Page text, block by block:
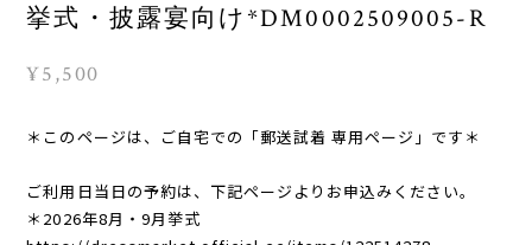
挙式・披露宴向け*DM0002509005-R
¥5,500
＊このページは、ご自宅での「郵送試着 専用ページ」です＊
ご利用日当日の予約は、下記ページよりお申込みください。
＊2026年8月・9月挙式